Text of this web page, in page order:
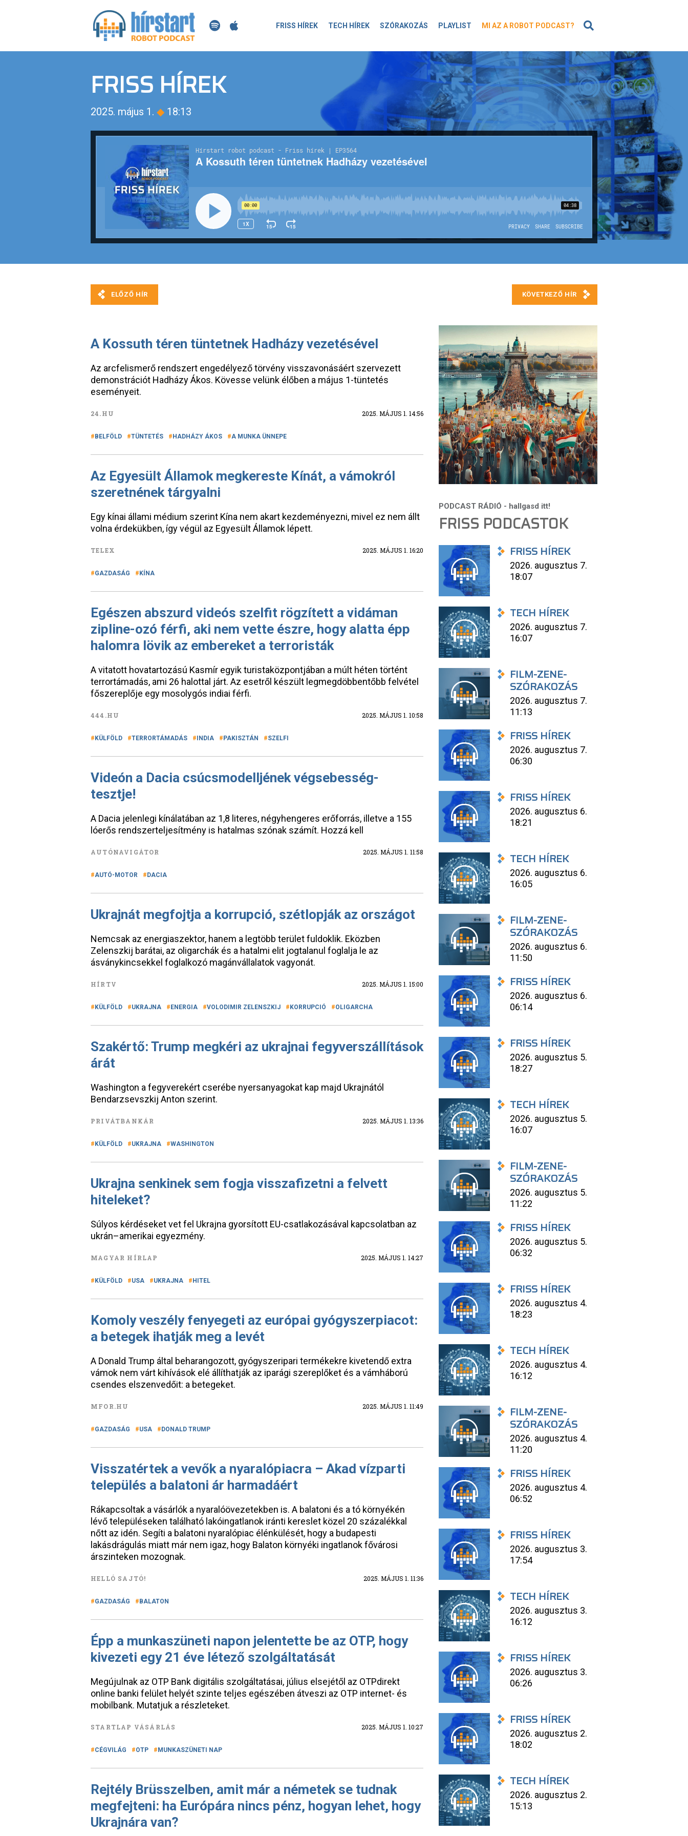
FRISS HÍREK TECH HÍREK SZÓRAKOZÁS PLAYLIST MI AZ A ROBOT PODCAST?
FRISS HÍREK
2025. május 1. ◆ 18:13
A Kossuth téren tüntetnek Hadházy vezetésével
Az arcfelismerő rendszert engedélyező törvény visszavonásáért szervezett
demonstrációt Hadházy Ákos. Kövesse velünk élőben a május 1-tüntetés
eseményeit.
24.HU 2025. MÁJUS 1. 14:56
BELFÖLD TÜNTETÉS HADHÁZY ÁKOS A MUNKA ÜNNEPE
Az Egyesült Államok megkereste Kínát, a vámokról
szeretnének tárgyalni
Egy kínai állami médium szerint Kína nem akart kezdeményezni, mivel ez nem állt
volna érdekükben, így végül az Egyesült Államok lépett.
TELEX 2025. MÁJUS 1. 16:20
GAZDASÁG KÍNA
Egészen abszurd videós szelfit rögzített a vidáman
zipline-ozó férfi, aki nem vette észre, hogy alatta épp
halomra lövik az embereket a terroristák
A vitatott hovatartozású Kasmír egyik turistaközpontjában a múlt héten történt
terrortámadás, ami 26 halottal járt. Az esetről készült legmegdöbbentőbb felvétel
főszereplője egy mosolygós indiai férfi.
444.HU 2025. MÁJUS 1. 10:58
KÜLFÖLD TERRORTÁMADÁS INDIA PAKISZTÁN SZELFI
Videón a Dacia csúcsmodelljének végsebesség-
tesztje!
A Dacia jelenlegi kínálatában az 1,8 literes, négyhengeres erőforrás, illetve a 155
lóerős rendszerteljesítmény is hatalmas szónak számít. Hozzá kell
AUTÓNAVIGÁTOR 2025. MÁJUS 1. 11:58
AUTÓ-MOTOR DACIA
Ukrajnát megfojtja a korrupció, szétlopják az országot
Nemcsak az energiaszektor, hanem a legtöbb terület fuldoklik. Eközben
Zelenszkij barátai, az oligarchák és a hatalmi elit jogtalanul foglalja le az
ásványkincsekkel foglalkozó magánvállalatok vagyonát.
HÍRTV 2025. MÁJUS 1. 15:00
KÜLFÖLD UKRAJNA ENERGIA VOLODIMIR ZELENSZKIJ KORRUPCIÓ OLIGARCHA
Szakértő: Trump megkéri az ukrajnai fegyverszállítások
árát
Washington a fegyverekért cserébe nyersanyagokat kap majd Ukrajnától
Bendarzsevszkij Anton szerint.
PRIVÁTBANKÁR 2025. MÁJUS 1. 13:36
KÜLFÖLD UKRAJNA WASHINGTON
Ukrajna senkinek sem fogja visszafizetni a felvett
hiteleket?
Súlyos kérdéseket vet fel Ukrajna gyorsított EU-csatlakozásával kapcsolatban az
ukrán–amerikai egyezmény.
MAGYAR HÍRLAP 2025. MÁJUS 1. 14:27
KÜLFÖLD USA UKRAJNA HITEL
Komoly veszély fenyegeti az európai gyógyszerpiacot:
a betegek ihatják meg a levét
A Donald Trump által beharangozott, gyógyszeripari termékekre kivetendő extra
vámok nem várt kihívások elé állíthatják az iparági szereplőket és a vámháború
csendes elszenvedőit: a betegeket.
MFOR.HU 2025. MÁJUS 1. 11:49
GAZDASÁG USA DONALD TRUMP
Visszatértek a vevők a nyaralópiacra – Akad vízparti
település a balatoni ár harmadáért
Rákapcsoltak a vásárlók a nyaralóövezetekben is. A balatoni és a tó környékén
lévő településeken található lakóingatlanok iránti kereslet közel 20 százalékkal
nőtt az idén. Segíti a balatoni nyaralópiac élénkülését, hogy a budapesti
lakásdrágulás miatt már nem igaz, hogy Balaton környéki ingatlanok fővárosi
árszinteken mozognak.
HELLÓ SAJTÓ! 2025. MÁJUS 1. 11:36
GAZDASÁG BALATON
Épp a munkaszüneti napon jelentette be az OTP, hogy
kivezeti egy 21 éve létező szolgáltatását
Megújulnak az OTP Bank digitális szolgáltatásai, július elsejétől az OTPdirekt
online banki felület helyét szinte teljes egészében átveszi az OTP internet- és
mobilbank. Mutatjuk a részleteket.
STARTLAP VÁSÁRLÁS 2025. MÁJUS 1. 10:27
CÉGVILÁG OTP MUNKASZÜNETI NAP
Rejtély Brüsszelben, amit már a németek se tudnak
megfejteni: ha Európára nincs pénz, hogyan lehet, hogy
Ukrajnára van?
FRISS PODCASTOK
FRISS HÍREK
2026. augusztus 7.
18:07
TECH HÍREK
2026. augusztus 7.
16:07
FILM-ZENE-
SZÓRAKOZÁS
2026. augusztus 7.
11:13
FRISS HÍREK
2026. augusztus 7.
06:30
FRISS HÍREK
2026. augusztus 6.
18:21
TECH HÍREK
2026. augusztus 6.
16:05
FILM-ZENE-
SZÓRAKOZÁS
2026. augusztus 6.
11:50
FRISS HÍREK
2026. augusztus 6.
06:14
FRISS HÍREK
2026. augusztus 5.
18:27
TECH HÍREK
2026. augusztus 5.
16:07
FILM-ZENE-
SZÓRAKOZÁS
2026. augusztus 5.
11:22
FRISS HÍREK
2026. augusztus 5.
06:32
FRISS HÍREK
2026. augusztus 4.
18:23
TECH HÍREK
2026. augusztus 4.
16:12
FILM-ZENE-
SZÓRAKOZÁS
2026. augusztus 4.
11:20
FRISS HÍREK
2026. augusztus 4.
06:52
FRISS HÍREK
2026. augusztus 3.
17:54
TECH HÍREK
2026. augusztus 3.
16:12
FRISS HÍREK
2026. augusztus 3.
06:26
FRISS HÍREK
2026. augusztus 2.
18:02
TECH HÍREK
2026. augusztus 2.
15:13